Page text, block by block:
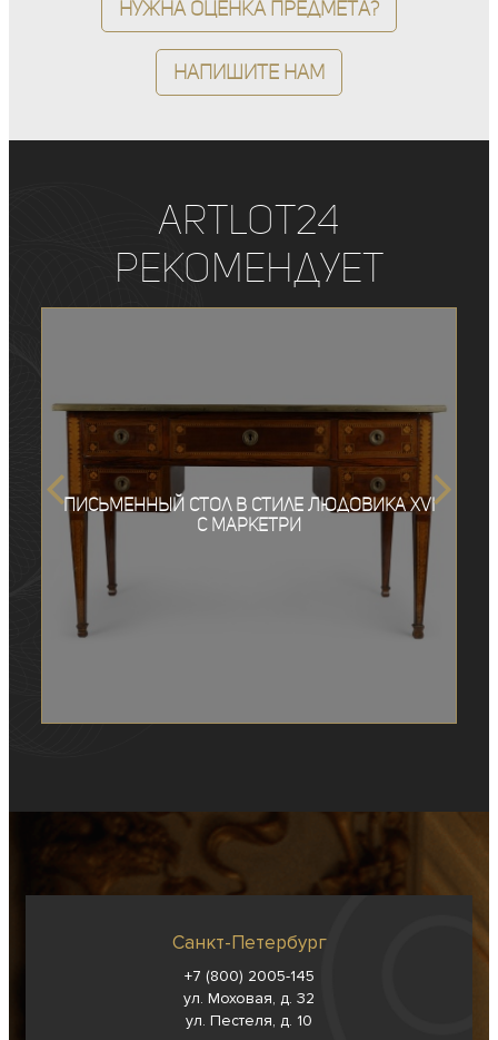
Нужна оценка предмета?
Напишите нам
ArtLot24
рекомендует
Письменный стол в стиле Людовика XVI
с маркетри
Санкт-Петербург
+7 (800) 2005-145
ул. Моховая, д. 32
ул. Пестеля, д. 10